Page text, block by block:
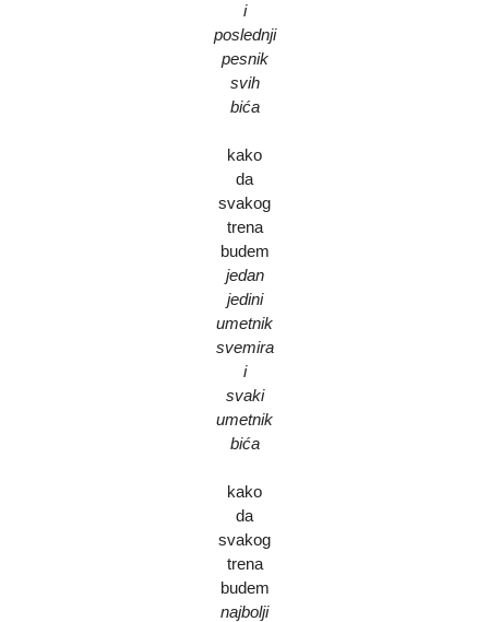
i
poslednji
pesnik
svih
bića
kako
da
svakog
trena
budem
jedan
jedini
umetnik
svemira
i
svaki
umetnik
bića
kako
da
svakog
trena
budem
najbolji